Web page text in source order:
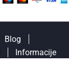
Blog
Informacije